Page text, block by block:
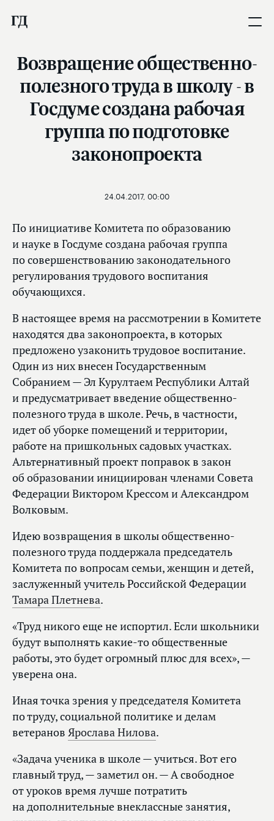
Возвращение общественно-
полезного труда в школу - в
Госдуме создана рабочая
группа по подготовке
законопроекта
24.04.2017, 00:00
По инициативе Комитета по образованию
и науке в Госдуме создана рабочая группа
по совершенствованию законодательного
регулирования трудового воспитания
обучающихся.
В настоящее время на рассмотрении в Комитете
находятся два законопроекта, в которых
предложено узаконить трудовое воспитание.
Один из них внесен Государственным
Собранием — Эл Курултаем Республики Алтай
и предусматривает введение общественно-
полезного труда в школе. Речь, в частности,
идет об уборке помещений и территории,
работе на пришкольных садовых участках.
Альтернативный проект поправок в закон
об образовании инициирован членами Совета
Федерации Виктором Крессом и Александром
Волковым.
Идею возвращения в школы общественно-
полезного труда поддержала председатель
Комитета по вопросам семьи, женщин и детей,
заслуженный учитель Российской Федерации
Тамара Плетнева.
«Труд никого еще не испортил. Если школьники
будут выполнять какие‑то общественные
работы, это будет огромный плюс для всех», —
уверена она.
Иная точка зрения у председателя Комитета
по труду, социальной политике и делам
ветеранов Ярослава Нилова.
«Задача ученика в школе — учиться. Вот его
главный труд, — заметил он. — А свободное
от уроков время лучше потратить
на дополнительные внеклассные занятия,